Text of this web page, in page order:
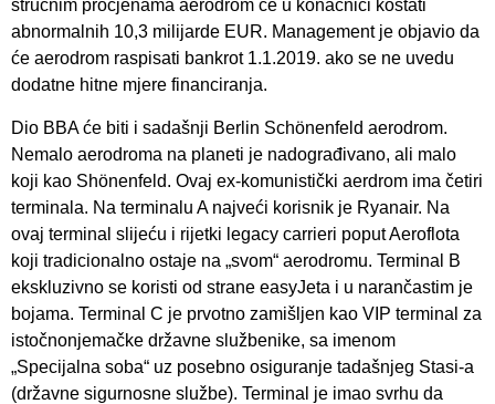
stručnim procjenama aerodrom će u konačnici koštati
abnormalnih 10,3 milijarde EUR. Management je objavio da
će aerodrom raspisati bankrot 1.1.2019. ako se ne uvedu
dodatne hitne mjere financiranja.
Dio BBA će biti i sadašnji Berlin Schönenfeld aerodrom.
Nemalo aerodroma na planeti je nadograđivano, ali malo
koji kao Shönenfeld. Ovaj ex-komunistički aerdrom ima četiri
terminala. Na terminalu A najveći korisnik je Ryanair. Na
ovaj terminal slijeću i rijetki legacy carrieri poput Aeroflota
koji tradicionalno ostaje na „svom“ aerodromu. Terminal B
ekskluzivno se koristi od strane easyJeta i u narančastim je
bojama. Terminal C je prvotno zamišljen kao VIP terminal za
istočnonjemačke državne službenike, sa imenom
„Specijalna soba“ uz posebno osiguranje tadašnjeg Stasi-a
(državne sigurnosne službe). Terminal je imao svrhu da